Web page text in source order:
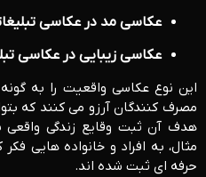
عکاسی مد در عکاسی
عکاسی زیبایی در عکاسی
این نوع عکاسی واقعیت را به
مصرف کنندگان آرزو می کنند که
هدف آن ثبت وقایع زندگی
مثال، به افراد و خانواده هایی
حرفه ای ثبت شده اند.